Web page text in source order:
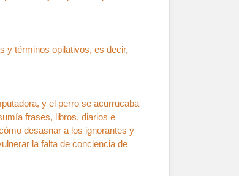
y términos opilativos, es decir,
y el perro se acurrucaba
frases, libros, diarios e
desasnar a los ignorantes y
la falta de conciencia de